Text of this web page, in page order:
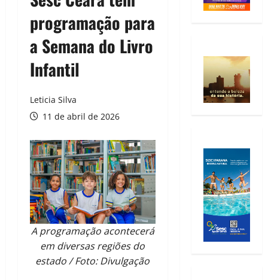
programação para
a Semana do Livro
Infantil
Leticia Silva
11 de abril de 2026
A programação acontecerá
em diversas regiões do
estado / Foto: Divulgação